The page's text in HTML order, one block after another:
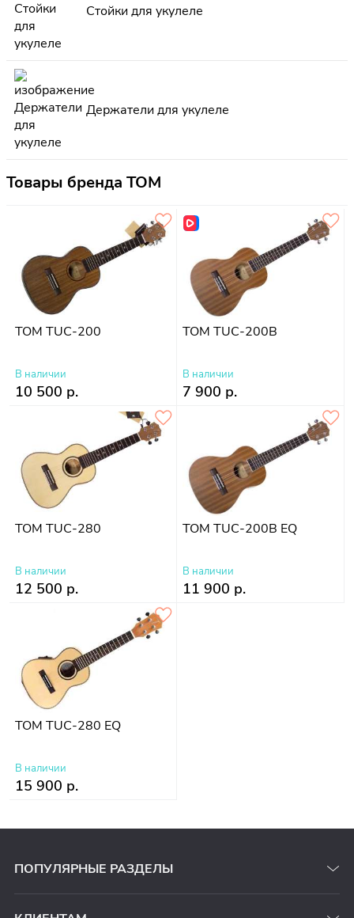
Стойки для укулеле
Держатели для укулеле
Товары бренда TOM
TOM TUC-200
В наличии
10 500 р.
TOM TUC-200B
В наличии
7 900 р.
TOM TUC-280
В наличии
12 500 р.
TOM TUC-200B EQ
В наличии
11 900 р.
TOM TUC-280 EQ
В наличии
15 900 р.
ПОПУЛЯРНЫЕ РАЗДЕЛЫ